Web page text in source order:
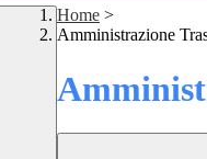
Home >
Amministrazione